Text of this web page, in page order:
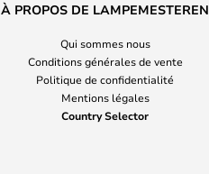
À PROPOS DE LAMPEMESTEREN
Qui sommes nous
Conditions générales de vente
Politique de confidentialité
Mentions légales
Country Selector